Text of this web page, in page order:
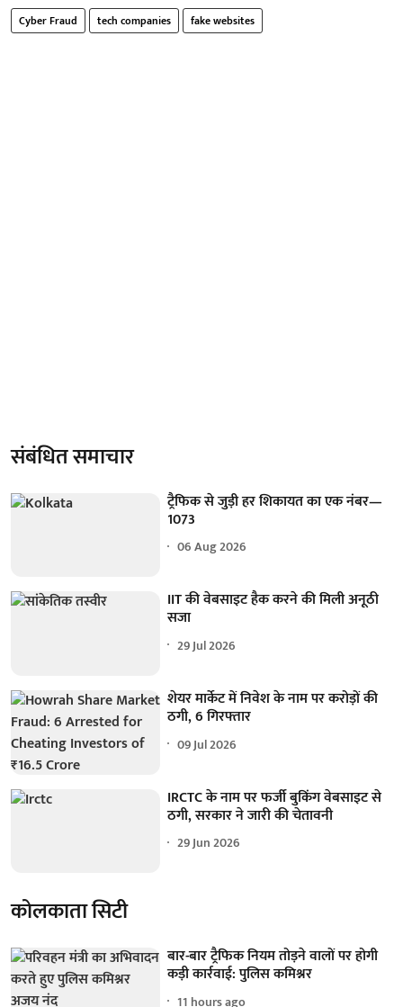
Cyber Fraud tech companies fake websites
संबंधित समाचार
ट्रैफिक से जुड़ी हर शिकायत का एक नंबर—
1073
06 Aug 2026
IIT की वेबसाइट हैक करने की मिली अनूठी
सजा
29 Jul 2026
शेयर मार्केट में निवेश के नाम पर करोड़ों की
ठगी, 6 गिरफ्तार
09 Jul 2026
IRCTC के नाम पर फर्जी बुकिंग वेबसाइट से
ठगी, सरकार ने जारी की चेतावनी
29 Jun 2026
कोलकाता सिटी
बार-बार ट्रैफिक नियम तोड़ने वालों पर होगी
कड़ी कार्रवाई: पुलिस कमिश्नर
11 hours ago